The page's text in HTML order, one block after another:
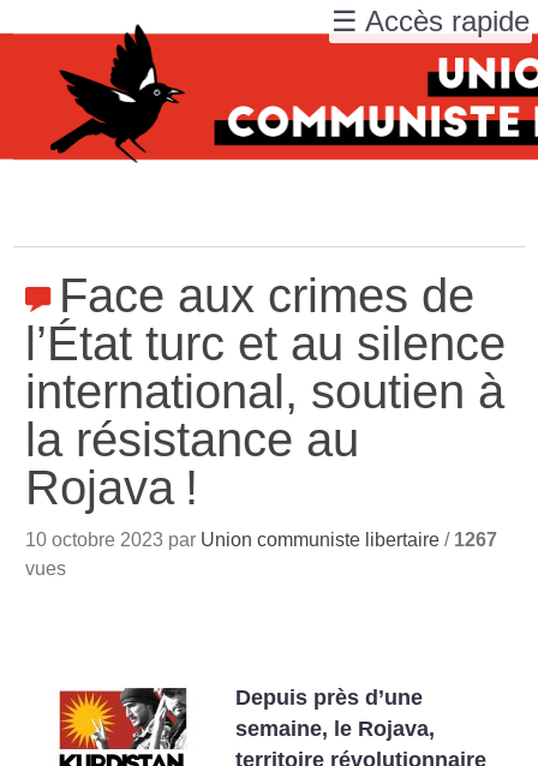
Face aux crimes de
l’État turc et au silence
international, soutien à
la résistance au
Rojava !
10 octobre 2023 par Union communiste libertaire / 1267
vues
Depuis près d’une
semaine, le Rojava,
territoire révolutionnaire
☰ Accès rapide